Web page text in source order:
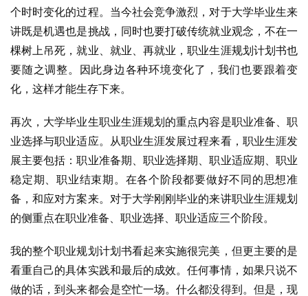
个时时变化的过程。当今社会竞争激烈，对于大学毕业生来
讲既是机遇也是挑战，同时也要打破传统就业观念，不在一
棵树上吊死，就业、就业、再就业，职业生涯规划计划书也
要随之调整。因此身边各种环境变化了，我们也要跟着变
化，这样才能生存下来。
再次，大学毕业生职业生涯规划的重点内容是职业准备、职
业选择与职业适应。从职业生涯发展过程来看，职业生涯发
展主要包括：职业准备期、职业选择期、职业适应期、职业
稳定期、职业结束期。在各个阶段都要做好不同的思想准
备，和应对方案来。对于大学刚刚毕业的来讲职业生涯规划
的侧重点在职业准备、职业选择、职业适应三个阶段。
我的整个职业规划计划书看起来实施很完美，但更主要的是
看重自己的具体实践和最后的成效。任何事情，如果只说不
做的话，到头来都会是空忙一场。什么都没得到。但是，现